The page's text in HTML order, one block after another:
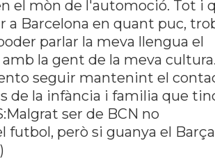
el mòn de l'automoció. Tot i
a Barcelona en quant puc,
parlar la meva llengua el
la gent de la meva
seguir mantenint el
de la infància i familia que
ser de BCN no
futbol, però si guanya el Barça